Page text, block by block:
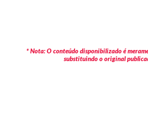
* Nota: O conteúdo disponibilizado é
substituindo o original